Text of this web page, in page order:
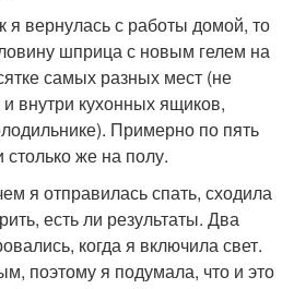
я вернулась с работы домой, то
шприца с новым гелем на
самых разных мест (не
внутри кухонных ящиков,
Примерно по пять
столько же на полу.
я отправилась спать, сходила
есть ли результаты. Два
когда я включила свет.
поэтому я подумала, что и это